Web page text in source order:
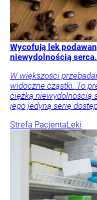
Wycofują lek
niewydolnością
W większości
widoczne cząstki. To
ciężką niewydolnością
jego jedyną serię
Strefa PacjentaLeki